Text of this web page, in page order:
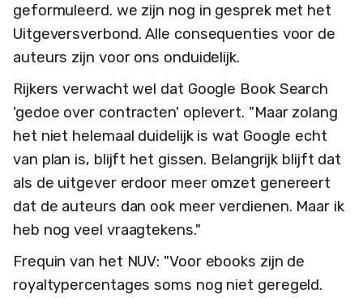
geformuleerd. we zijn nog in gesprek met het
Uitgeversverbond. Alle consequenties voor de
auteurs zijn voor ons onduidelijk.
Rijkers verwacht wel dat Google Book Search
'gedoe over contracten' oplevert. "Maar zolang
het niet helemaal duidelijk is wat Google echt
van plan is, blijft het gissen. Belangrijk blijft dat
als de uitgever erdoor meer omzet genereert
dat de auteurs dan ook meer verdienen. Maar ik
heb nog veel vraagtekens."
Frequin van het NUV: "Voor ebooks zijn de
royaltypercentages soms nog niet geregeld.